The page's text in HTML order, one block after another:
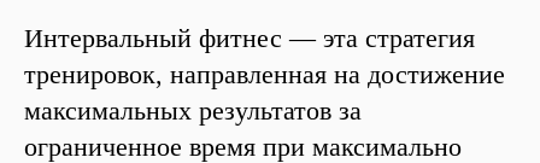
Интервальный фитнес — эта стратегия
тренировок, направленная на достижение
максимальных результатов за
ограниченное время при максимально